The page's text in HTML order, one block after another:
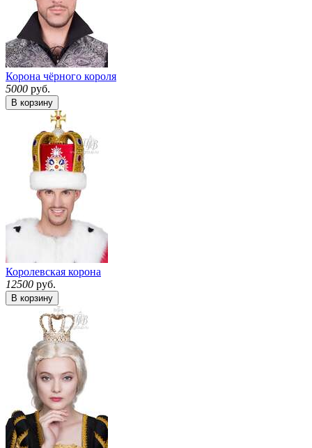
Корона чёрного короля
5000 руб.
В корзину
Королевская корона
12500 руб.
В корзину